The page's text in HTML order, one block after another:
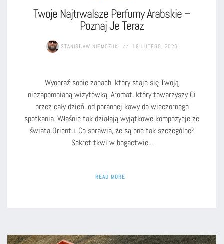
Twoje Najtrwalsze Perfumy Arabskie –
Poznaj Je Teraz
STANISŁAW NIEMCZUK 19 LUTEGO, 2026
Wyobraź sobie zapach, który staje się Twoją
niezapomnianą wizytówką. Aromat, który towarzyszy Ci
przez cały dzień, od porannej kawy do wieczornego
spotkania. Właśnie tak działają wyjątkowe kompozycje ze
świata Orientu. Co sprawia, że są one tak szczególne?
Sekret tkwi w bogactwie...
READ MORE